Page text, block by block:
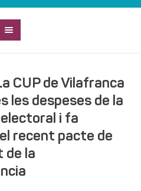
CUP de Vilafranca
les despeses de la
i fa
recent pacte de
de la